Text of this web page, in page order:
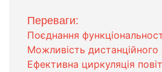
Переваги:
Поєднання
Можливість дистанційного
Ефективна циркуляція